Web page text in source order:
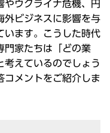
やウクライナ危機、円
外ビジネスに影響を与
います。こうした時代
⾨家たちは「どの業
考えているのでしょう
コメントをご紹介しま